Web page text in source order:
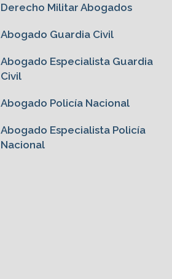
Derecho Militar Abogados
Abogado Guardia Civil
Abogado Especialista Guardia
Civil
Abogado Policía Nacional
Abogado Especialista Policía
Nacional